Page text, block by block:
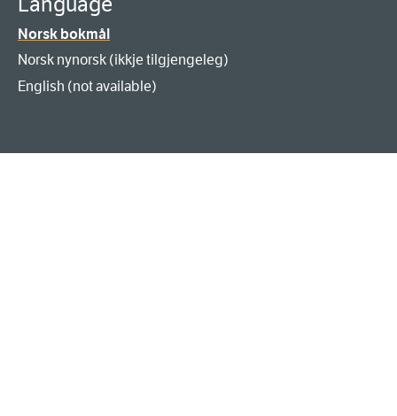
Norsk bokmål
Norsk nynorsk (ikkje tilgjengeleg)
English (not available)